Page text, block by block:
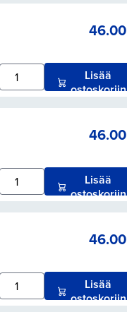
46.00
Lisää
ostoskoriin
46.00
Lisää
ostoskoriin
46.00
Lisää
ostoskoriin